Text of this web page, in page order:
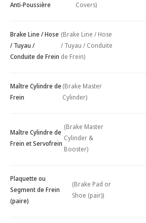
Anti-Poussière
Covers)
Brake Line / Hose
/ Tuyau /
Conduite de Frein
(Brake Line / Hose
/ Tuyau / Conduite
de Frein)
Maître Cylindre de
Frein
(Brake Master
Cylinder)
Maître Cylindre de
Frein et Servofrein
(Brake Master
Cylinder &
Booster)
Plaquette ou
Segment de Frein
(paire)
(Brake Pad or
Shoe (pair))